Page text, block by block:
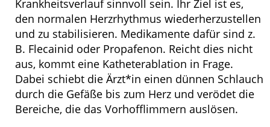
Krankheitsverlauf sinnvoll sein. Ihr Ziel ist es,
den normalen Herzrhythmus wiederherzustellen
und zu stabilisieren. Medikamente dafür sind z.
B. Flecainid oder Propafenon. Reicht dies nicht
aus, kommt eine Katheterablation in Frage.
Dabei schiebt die Ärzt*in einen dünnen Schlauch
durch die Gefäße bis zum Herz und verödet die
Bereiche, die das Vorhofflimmern auslösen.